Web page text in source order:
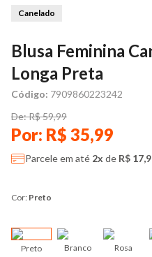
Canelado
Blusa Feminina
Longa Preta
Código: 7909860223242
De: R$ 59,99
Por: R$ 35,99
Parcele em até 2x de R$
Cor: Preto
Preto Branco Rosa